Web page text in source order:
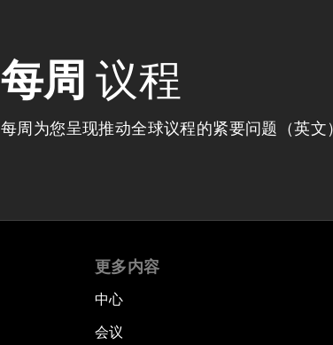
每周 议程
每周为您呈现推动全球议程的紧要问题（英文）
更多内容
中心
会议